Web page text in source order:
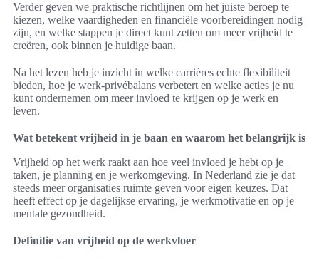
Verder geven we praktische richtlijnen om het juiste beroep te
kiezen, welke vaardigheden en financiële voorbereidingen nodig
zijn, en welke stappen je direct kunt zetten om meer vrijheid te
creëren, ook binnen je huidige baan.
Na het lezen heb je inzicht in welke carrières echte flexibiliteit
bieden, hoe je werk-privébalans verbetert en welke acties je nu
kunt ondernemen om meer invloed te krijgen op je werk en
leven.
Wat betekent vrijheid in je baan en waarom het belangrijk is
Vrijheid op het werk raakt aan hoe veel invloed je hebt op je
taken, je planning en je werkomgeving. In Nederland zie je dat
steeds meer organisaties ruimte geven voor eigen keuzes. Dat
heeft effect op je dagelijkse ervaring, je werkmotivatie en op je
mentale gezondheid.
Definitie van vrijheid op de werkvloer